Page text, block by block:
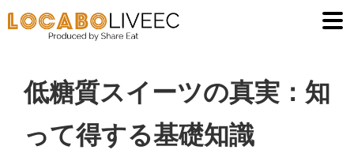
ナ
コ
イベント
低糖質スイーツの真実：知
って得する基礎知識